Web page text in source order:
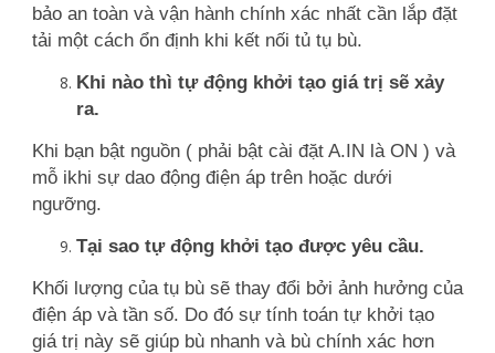
bảo an toàn và vận hành chính xác nhất cần lắp đặt
tải một cách ổn định khi kết nối tủ tụ bù.
Khi nào thì tự động khởi tạo giá trị sẽ xảy
ra.
Khi bạn bật nguồn ( phải bật cài đặt A.IN là ON ) và
mỗ ikhi sự dao động điện áp trên hoặc dưới
ngưỡng.
Tại sao tự động khởi tạo được yêu cầu.
Khối lượng của tụ bù sẽ thay đổi bởi ảnh hưởng của
điện áp và tần số. Do đó sự tính toán tự khởi tạo
giá trị này sẽ giúp bù nhanh và bù chính xác hơn